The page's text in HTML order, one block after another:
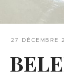
27 DÉCEMBRE